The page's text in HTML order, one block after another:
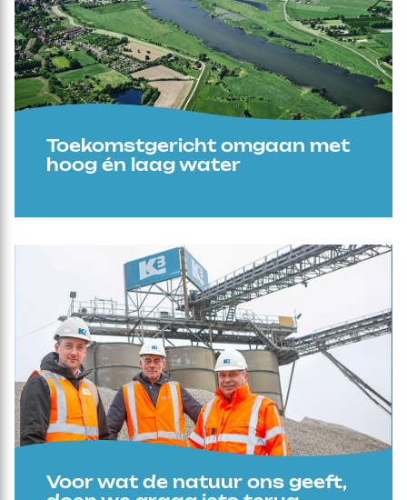
Toekomstgericht omgaan met
hoog én laag water
Voor wat de natuur ons geeft,